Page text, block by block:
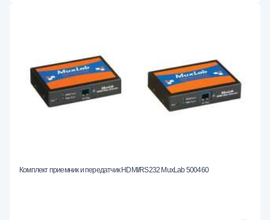
Комплект приемник и передатчик HDMI/RS232 MuxLab 500460